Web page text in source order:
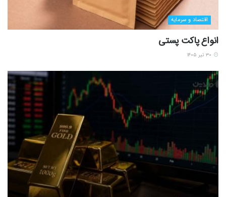
اقتصاد و سرمایه
انواع پاکت پستی